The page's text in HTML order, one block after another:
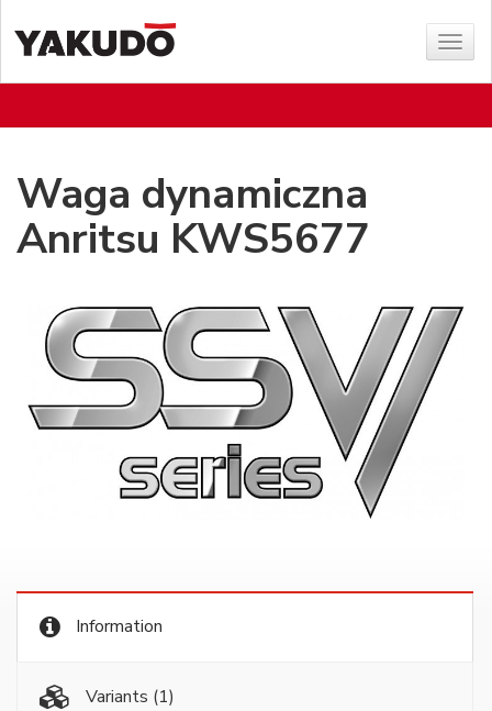
Show
menu
Waga dynamiczna
Anritsu KWS5677
Information
Variants (1)